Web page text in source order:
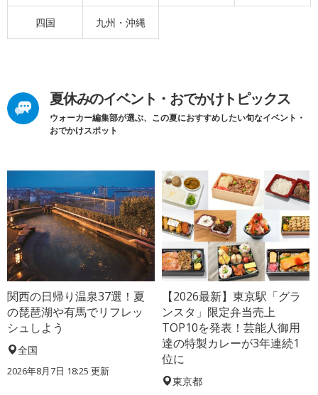
四国 九州・沖縄
夏休みのイベント・おでかけトピックス
ウォーカー編集部が選ぶ、この夏におすすめしたい旬なイベント・
おでかけスポット
関西の日帰り温泉37選！夏
の琵琶湖や有馬でリフレッ
シュしよう
全国
2026年8月7日 18:25 更新
【2026最新】東京駅「グラ
ンスタ」限定弁当売上
TOP10を発表！芸能人御用
達の特製カレーが3年連続1
位に
東京都